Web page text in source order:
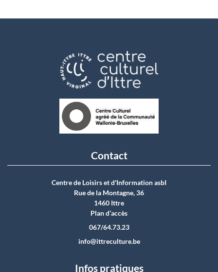
Contact
Centre de Loisirs et d'Information asbI
Rue de la Montagne, 36
1460 Ittre
Plan d’accès
067/64.73.23
info@ittreculture.be
Infos pratiques